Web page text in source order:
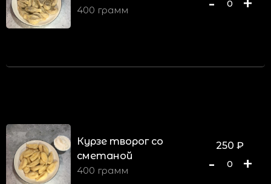
400 грамм
0
Курзе творог со
сметаной
400 грамм
250 ₽
- 0 +